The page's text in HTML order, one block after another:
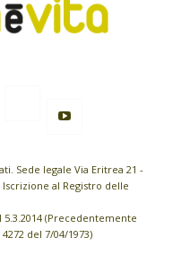
Sede legale Via Eritrea 21 -
al Registro delle
(Precedentemente
del 7/04/1973)